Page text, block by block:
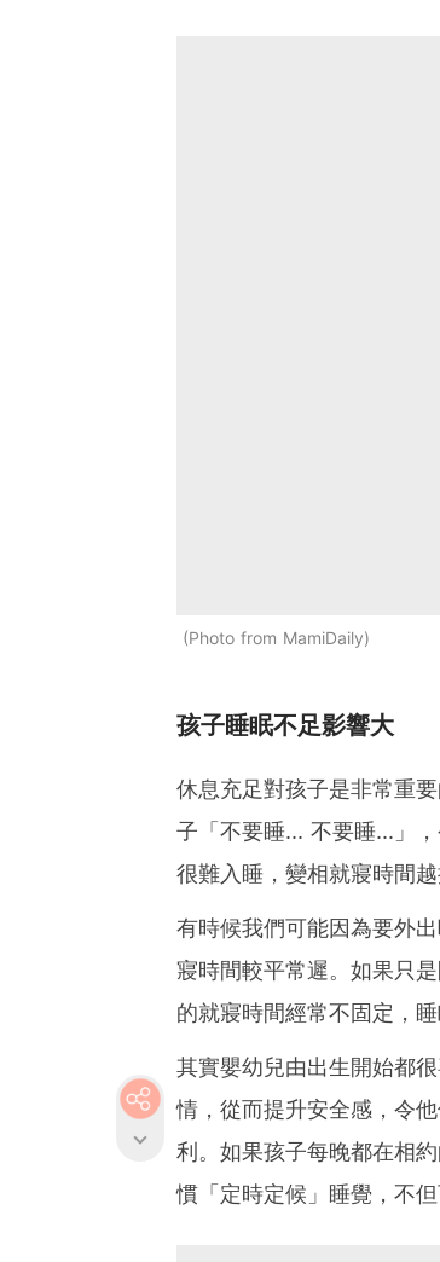
Photo from MamiDaily
孩子睡眠不足影響大
休息充足對孩子是非常重
子「不要睡... 不要睡...」
很難入睡，變相就寢時間
有時候我們可能因為要外
寢時間較平常遲。如果只
的就寢時間經常不固定，
其實嬰幼兒由出生開始都
情，從而提升安全感，令
利。如果孩子每晚都在相
慣「定時定候」睡覺，不